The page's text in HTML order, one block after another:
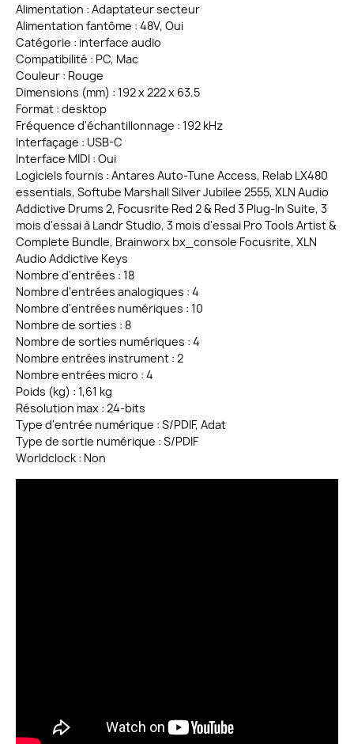
Alimentation : Adaptateur secteur
Alimentation fantôme : 48V, Oui
Catégorie : interface audio
Compatibilité : PC, Mac
Couleur : Rouge
Dimensions (mm) : 192 x 222 x 63.5
Format : desktop
Fréquence d'échantillonnage : 192 kHz
Interfaçage : USB-C
Interface MIDI : Oui
Logiciels fournis : Antares Auto-Tune Access, Relab LX480
essentials, Softube Marshall Silver Jubilee 2555, XLN Audio
Addictive Drums 2, Focusrite Red 2 & Red 3 Plug-In Suite, 3
mois d'essai à Landr Studio, 3 mois d'essai Pro Tools Artist &
Complete Bundle, Brainworx bx_console Focusrite, XLN
Audio Addictive Keys
Nombre d'entrées : 18
Nombre d'entrées analogiques : 4
Nombre d'entrées numériques : 10
Nombre de sorties : 8
Nombre de sorties numériques : 4
Nombre entrées instrument : 2
Nombre entrées micro : 4
Poids (kg) : 1,61 kg
Résolution max : 24-bits
Type d'entrée numérique : S/PDIF, Adat
Type de sortie numérique : S/PDIF
Worldclock : Non